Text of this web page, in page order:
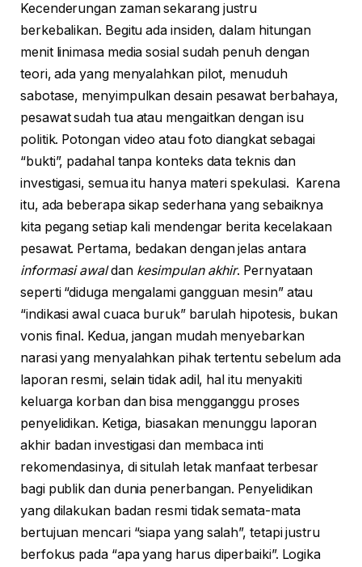
Kecenderungan zaman sekarang justru
berkebalikan. Begitu ada insiden, dalam hitungan
menit linimasa media sosial sudah penuh dengan
teori, ada yang menyalahkan pilot, menuduh
sabotase, menyimpulkan desain pesawat berbahaya,
pesawat sudah tua atau mengaitkan dengan isu
politik. Potongan video atau foto diangkat sebagai
“bukti”, padahal tanpa konteks data teknis dan
investigasi, semua itu hanya materi spekulasi. Karena
itu, ada beberapa sikap sederhana yang sebaiknya
kita pegang setiap kali mendengar berita kecelakaan
pesawat. Pertama, bedakan dengan jelas antara
informasi awaldan kesimpulan akhir. Pernyataan
seperti “diduga mengalami gangguan mesin” atau
“indikasi awal cuaca buruk” barulah hipotesis, bukan
vonis final. Kedua, jangan mudah menyebarkan
narasi yang menyalahkan pihak tertentu sebelum ada
laporan resmi, selain tidak adil, hal itu menyakiti
keluarga korban dan bisa mengganggu proses
penyelidikan. Ketiga, biasakan menunggu laporan
akhir badan investigasi dan membaca inti
rekomendasinya, di situlah letak manfaat terbesar
bagi publik dan dunia penerbangan. Penyelidikan
yang dilakukan badan resmi tidak semata-mata
bertujuan mencari “siapa yang salah”, tetapi justru
berfokus pada “apa yang harus diperbaiki”. Logika